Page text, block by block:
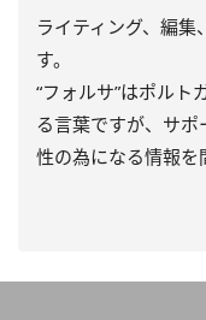
ライティング、編集
す。
“フォルサ”はポルト
る言葉ですが、サ
性の為になる情報を